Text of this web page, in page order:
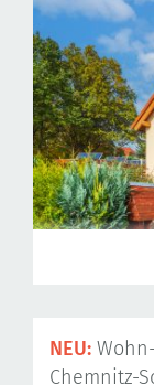
NEU:
Chemnitz-